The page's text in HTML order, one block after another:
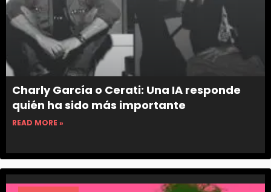
Charly García o Cerati: Una IA responde
quién ha sido más importante
READ MORE »